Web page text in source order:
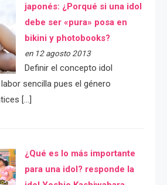
japonés: ¿Porqué si una idol
debe ser «pura» posa en
bikini y photobooks?
en 12 agosto 2013
Definir el concepto idol
sencilla pues el género
[…]
¿Qué es lo más importante
para una idol? responde la